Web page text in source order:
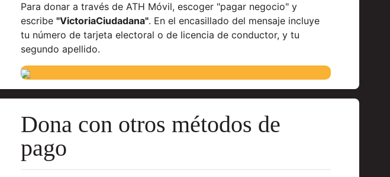
Para donar a través de ATH Móvil, escoger "pagar negocio" y
escribe "VictoriaCiudadana". En el encasillado del mensaje incluye
tu número de tarjeta electoral o de licencia de conductor, y tu
segundo apellido.
Dona con otros métodos de
pago